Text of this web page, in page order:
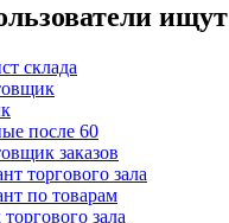
ищут
склада
после 60
заказов
торгового зала
по товарам
зала